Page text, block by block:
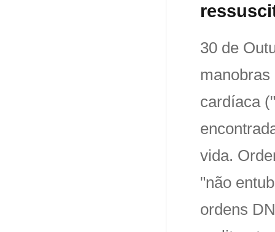
30 de
cardíaca
vida.
"não
ordens